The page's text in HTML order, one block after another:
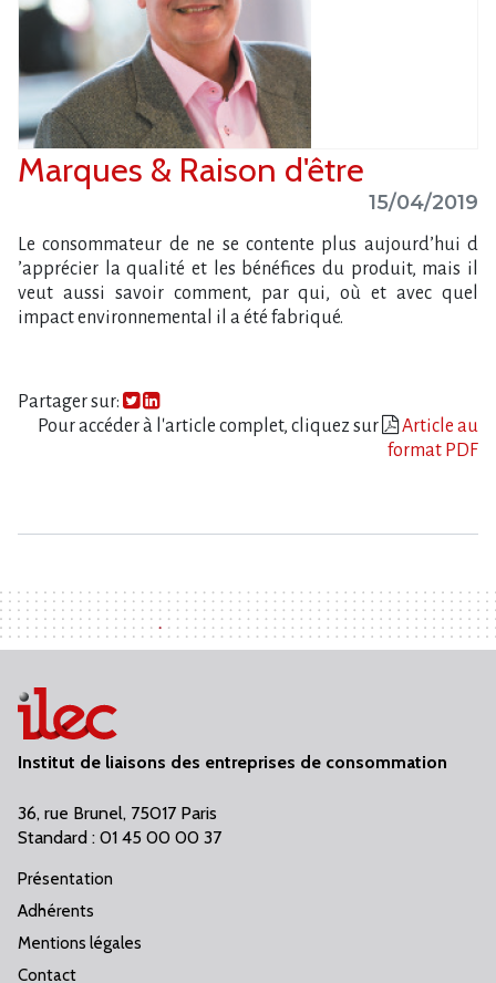
Marques & Raison d'être
15/04/2019
Le consommateur de ne se contente plus aujourd​‌’hui d​
‌’apprécier la qualité et les bénéfices du produit, mais il
veut aussi savoir comment, par qui, où et avec quel
impact environnemental il a été fabriqué.
Partager sur:
Pour accéder à l'article complet, cliquez sur
Article au
format PDF
Institut de liaisons des entreprises de consommation
36, rue Brunel, 75017 Paris
Standard : 01 45 00 00 37
Présentation
Adhérents
Mentions légales
Contact